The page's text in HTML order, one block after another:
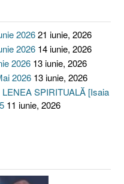
202621 iunie, 2026
2026 14 iunie, 2026
2026 13 iunie, 2026
2026 13 iunie, 2026
SPIRITUALĂ [Isaia
11 iunie, 2026